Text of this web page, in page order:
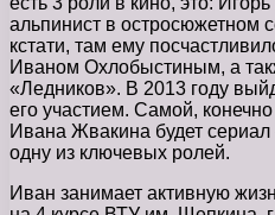
альпинист в остросюжетном
кстати, там ему
Иваном Охлобыстиным, а
«Ледников». В 2013 году
его участием. Самой,
Ивана Жвакина будет
одну из ключевых ролей.
Иван занимает активную